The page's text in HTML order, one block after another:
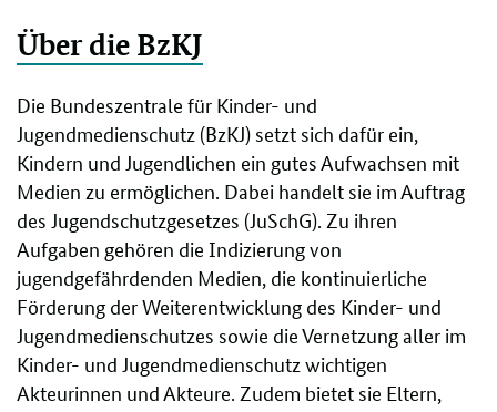
Über die BzKJ
Die Bundeszentrale für Kinder- und
Jugendmedienschutz (BzKJ) setzt sich dafür ein,
Kindern und Jugendlichen ein gutes Aufwachsen mit
Medien zu ermöglichen. Dabei handelt sie im Auftrag
des Jugendschutzgesetzes (JuSchG). Zu ihren
Aufgaben gehören die Indizierung von
jugendgefährdenden Medien, die kontinuierliche
Förderung der Weiterentwicklung des Kinder- und
Jugendmedienschutzes sowie die Vernetzung aller im
Kinder- und Jugendmedienschutz wichtigen
Akteurinnen und Akteure. Zudem bietet sie Eltern,